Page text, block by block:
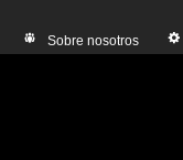
Sobre nosotros
Alquiler de